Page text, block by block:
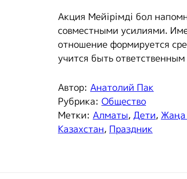
Акция Мейірімді бол
совместными усилиями.
отношение формируется
учится быть
Автор: Анатолий Пак
Рубрика: Общество
Метки: Алматы, Дети, Жаңа
Казахстан, Праздник